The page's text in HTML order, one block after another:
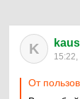
K 15:22,
От